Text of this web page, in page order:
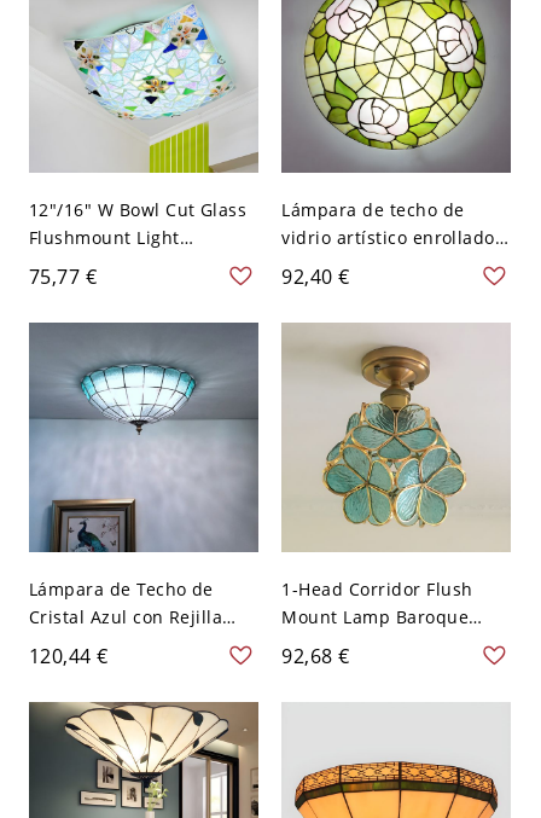
12"/16" W Bowl Cut Glass
Flushmount Light
Victorian 2/3 Heads
White/Blue Finish Mosaic
Patterned Flush Mount
Lighting - 110 A 120 V
Blanco 30,48 cm
75,77 €
Lámpara de techo de
vidrio artístico enrollado a
mano en estilo Tiffany
para dormitorio - Beige
110 A 120 V 30,48 cm
92,40 €
Lámpara de Techo de
Cristal Azul con Rejilla
Barroca, 2 Luces, para
Sala de Estar, 12" Ancho
120,44 €
1-Head Corridor Flush
Mount Lamp Baroque
Brass Ceiling Fixture with
Petal Pink/Clear/Blue
Glass Shade - 110 A 120 V
92,68 €